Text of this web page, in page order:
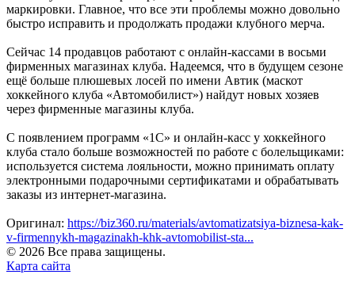
маркировки. Главное, что все эти проблемы можно довольно
быстро исправить и продолжать продажи клубного мерча.
Сейчас 14 продавцов работают с онлайн-кассами в восьми
фирменных магазинах клуба. Надеемся, что в будущем сезоне
ещё больше плюшевых лосей по имени Автик (маскот
хоккейного клуба «Автомобилист») найдут новых хозяев
через фирменные магазины клуба.
С появлением программ «1С» и онлайн-касс у хоккейного
клуба стало больше возможностей по работе с болельщиками:
используется система лояльности, можно принимать оплату
электронными подарочными сертификатами и обрабатывать
заказы из интернет-магазина.
Оригинал: https://biz360.ru/materials/avtomatizatsiya-biznesa-kak-
v-firmennykh-magazinakh-khk-avtomobilist-sta...
© 2026 Все права защищены.
Карта сайта